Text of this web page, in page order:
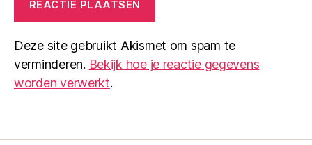
Deze site gebruikt Akismet om spam te
verminderen. Bekijk hoe je reactie gegevens
worden verwerkt.